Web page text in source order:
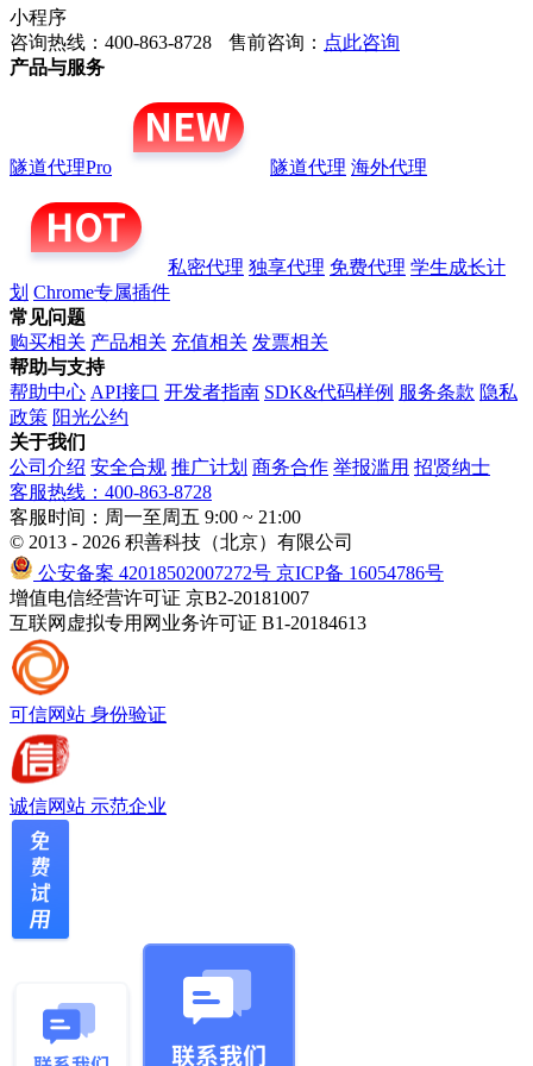
小程序
咨询热线：400-863-8728
售前咨询： 点此咨询
产品与服务
隧道代理Pro 隧道代理 海外代理
私密代理 独享代理 免费代理 学生成长计
划 Chrome专属插件
常见问题
购买相关 产品相关 充值相关 发票相关
帮助与支持
帮助中心 API接口 开发者指南 SDK&代码样例 服务条款 隐私
政策 阳光公约
关于我们
公司介绍 安全合规 推广计划 商务合作 举报滥用 招贤纳士
客服热线：400-863-8728
客服时间：周一至周五 9:00 ~ 21:00
© 2013 - 2026 积善科技（北京）有限公司
公安备案 42018502007272号 京ICP备 16054786号
增值电信经营许可证 京B2-20181007
互联网虚拟专用网业务许可证 B1-20184613
可信网站 身份验证
诚信网站 示范企业